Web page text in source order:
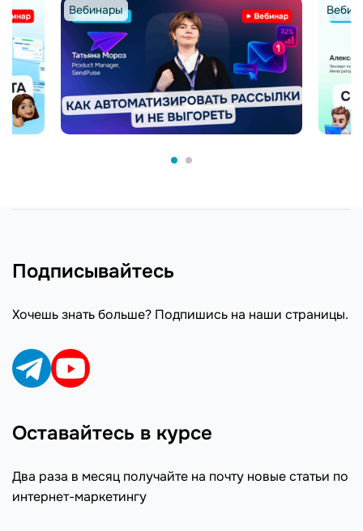
Вебинары
Подписывайтесь
Хочешь знать больше? Подпишись на наши страницы.
Оставайтесь в курсе
Два раза в месяц получайте на почту новые статьи по
интернет-маркетингу